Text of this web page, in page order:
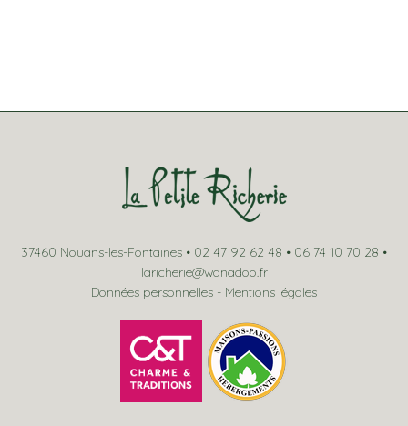
37460 Nouans-les-Fontaines • 02 47 92 62 48 • 06 74 10 70 28 •
laricherie@wanadoo.fr
Données personnelles - Mentions légales